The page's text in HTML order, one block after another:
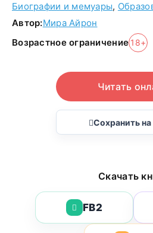
Биографии и мемуары,
Автор:Мира Айрон
Возрастное ограничение 18+
Читать
Сохранить на
Скачать
FB2